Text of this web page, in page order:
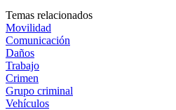
Temas relacionados
Movilidad
Comunicación
Daños
Trabajo
Crimen
Grupo criminal
Vehículos